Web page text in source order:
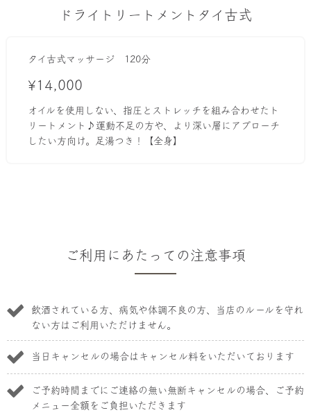
ドライトリートメントタイ古式
タイ古式マッサージ 120分
¥14,000
オイルを使用しない、指圧とストレッチを組み合わせたト
リートメント♪運動不足の方や、より深い層にアプローチ
したい方向け。足湯つき！【全身】
ご利用にあたっての注意事項
飲酒されている方、病気や体調不良の方、当店のルールを守れ
ない方はご利用いただけません。
当日キャンセルの場合はキャンセル料をいただいております
ご予約時間までにご連絡の無い無断キャンセルの場合、ご予約
メニュー全額をご負担いただきます